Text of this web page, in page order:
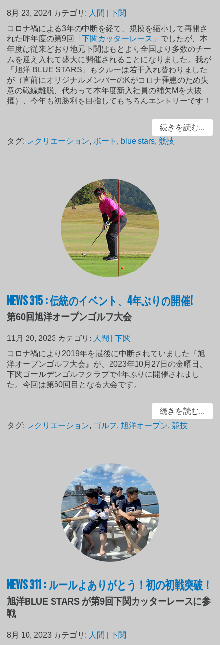
8月 23, 2024 カテゴリ: 人間 |下関
コロナ禍による3年の中断を経て、規模を縮小して再開さ
れた昨年度の第9回「下関カッターレース 」でしたが、本
年度は従来どおり地元下関はもとより全国より多数のチー
ムを迎え入れて盛大に開催されることになりました。我が
「旭洋 BLUE STARS」もクルーは若干入れ替わりました
が（直前にオリジナルメンバーのKがコロナ罹患のため失
意の戦線離脱、代わって本年度新入社員の補欠Mを大抜
擢）、今年も初勝利を目指してもちろんエントリーです！
続きを読む...
タグ: レクリエーション, ボート , blue stars,競技
NEWS 315 : 伝統のイベント、4年ぶりの開催!
第60回旭洋オープンゴルフ大会
11月 20, 2023 カテゴリ: 人間 |下関
コロナ禍により2019年を最後に中断されていました『旭
洋オープンゴルフ大会』が、2023年10月27日の金曜日、
下関ゴールデンゴルフクラブで4年ぶりに開催されまし
た。今回は第60回目となる大会です。
続きを読む...
タグ: レクリエーション, ゴルフ, 旭洋オープン,競技
NEWS 311 : ルールよありがとう！初の初戦突破！
旭洋BLUE STARS が第9回下関カッターレースに参
戦
8月 10, 2023 カテゴリ: 人間 |下関